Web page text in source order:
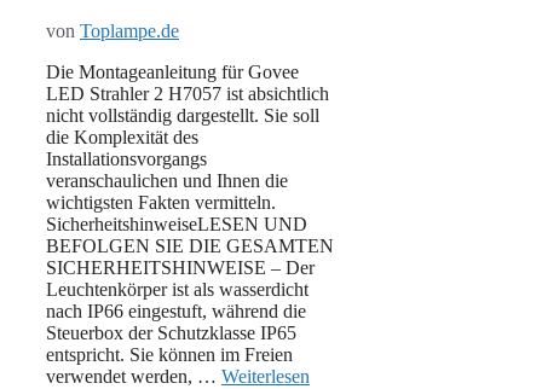
von Toplampe.de
Die Montageanleitung für Govee
LED Strahler 2 H7057 ist absichtlich
nicht vollständig dargestellt. Sie soll
die Komplexität des
Installationsvorgangs
veranschaulichen und Ihnen die
wichtigsten Fakten vermitteln.
SicherheitshinweiseLESEN UND
BEFOLGEN SIE DIE GESAMTEN
SICHERHEITSHINWEISE – Der
Leuchtenkörper ist als wasserdicht
nach IP66 eingestuft, während die
Steuerbox der Schutzklasse IP65
entspricht. Sie können im Freien
verwendet werden, … Weiterlesen